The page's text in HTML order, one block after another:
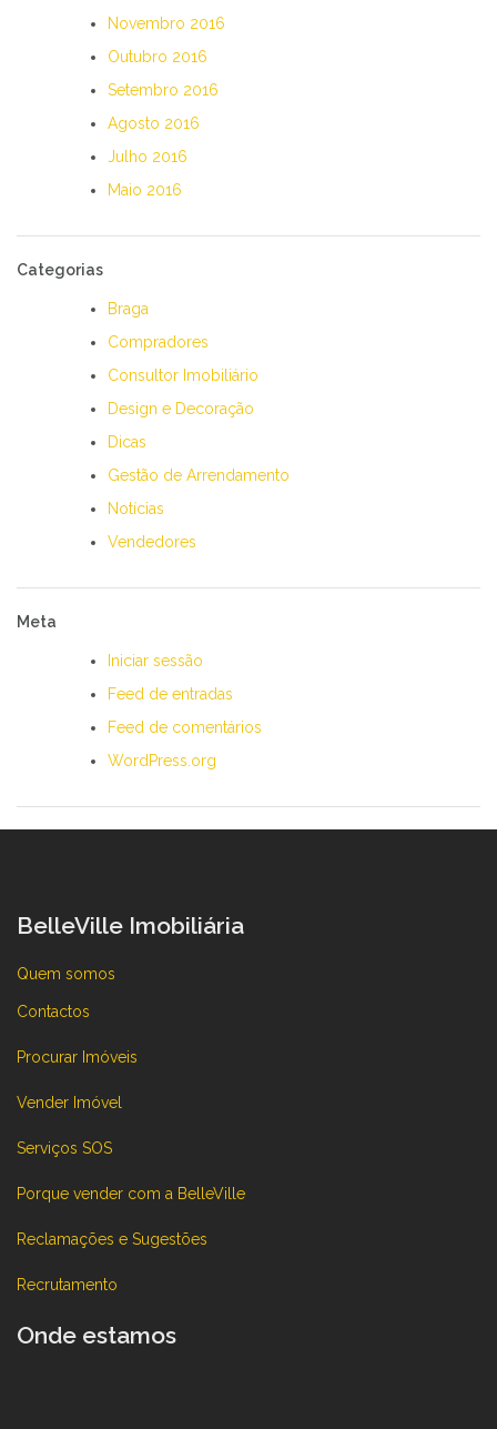
Novembro 2016
Outubro 2016
Setembro 2016
Agosto 2016
Julho 2016
Maio 2016
Categorias
Braga
Compradores
Consultor Imobiliário
Design e Decoração
Dicas
Gestão de Arrendamento
Notícias
Vendedores
Meta
Iniciar sessão
Feed de entradas
Feed de comentários
WordPress.org
BelleVille Imobiliária
Quem somos
Contactos
Procurar Imóveis
Vender Imóvel
Serviços SOS
Porque vender com a BelleVille
Reclamações e Sugestões
Recrutamento
Onde estamos